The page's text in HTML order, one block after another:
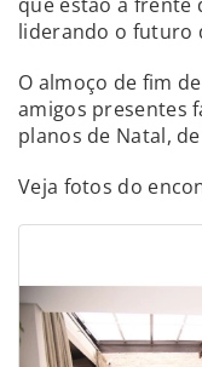
liderando o futuro
O almoço de fim
amigos presentes
planos de Natal,
Veja fotos do